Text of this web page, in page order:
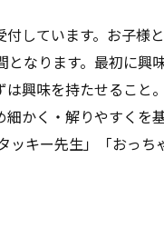
付しています。お子様
となります。最初に興
興味を持たせること
細かく・解りやすくを
ッキー先生」「おっち